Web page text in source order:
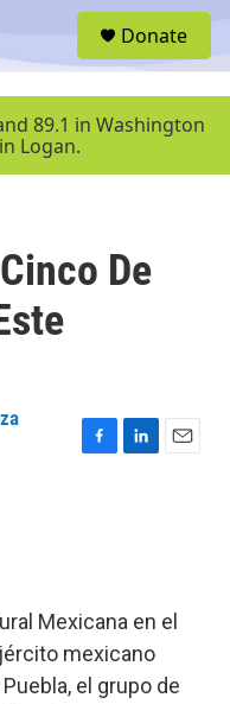
u
Donate
89.1 in Washington
Logan.
De
F
k
L
n
E
Mexicana en el
mexicano
el grupo de